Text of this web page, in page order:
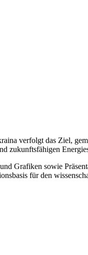
verfolgt das Ziel,
Grafiken sowie
für den